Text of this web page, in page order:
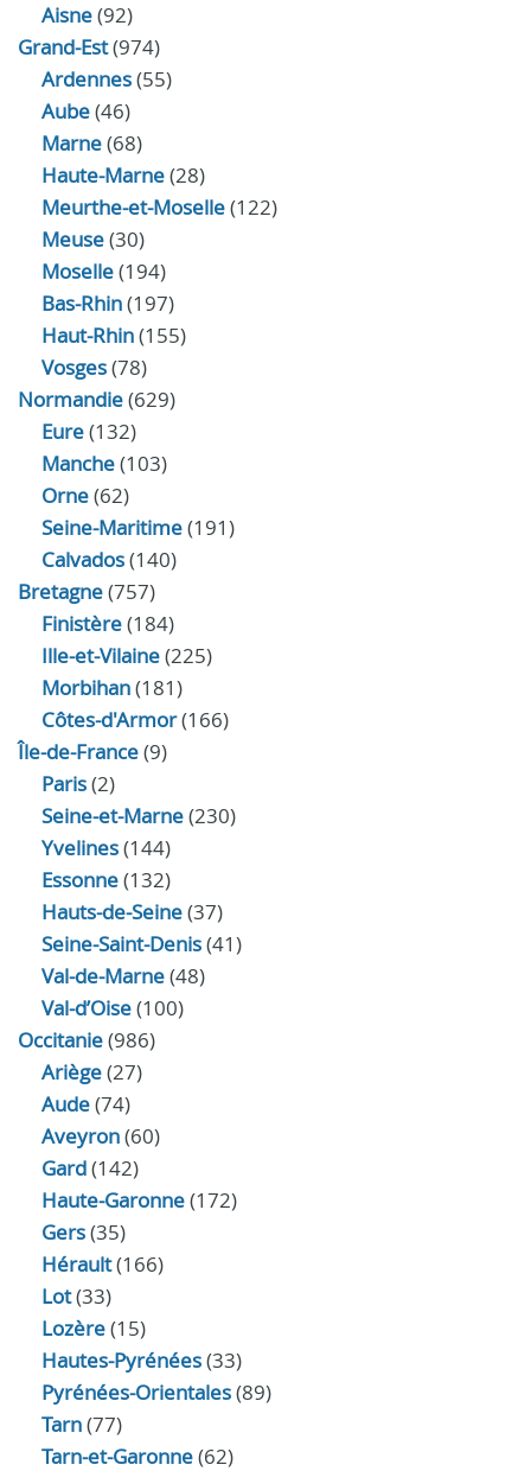
Aisne(92)
Grand-Est(974)
Ardennes(55)
Aube(46)
Marne(68)
Haute-Marne(28)
Meurthe-et-Moselle(122)
Meuse(30)
Moselle(194)
Bas-Rhin(197)
Haut-Rhin(155)
Vosges(78)
Normandie(629)
Eure(132)
Manche(103)
Orne(62)
Seine-Maritime(191)
Calvados(140)
Bretagne(757)
Finistère(184)
Ille-et-Vilaine(225)
Morbihan(181)
Côtes-d'Armor(166)
Île-de-France(9)
Paris(2)
Seine-et-Marne(230)
Yvelines(144)
Essonne(132)
Hauts-de-Seine(37)
Seine-Saint-Denis(41)
Val-de-Marne(48)
Val-d’Oise(100)
Occitanie(986)
Ariège(27)
Aude(74)
Aveyron(60)
Gard(142)
Haute-Garonne(172)
Gers(35)
Hérault(166)
Lot(33)
Lozère(15)
Hautes-Pyrénées(33)
Pyrénées-Orientales(89)
Tarn(77)
Tarn-et-Garonne(62)